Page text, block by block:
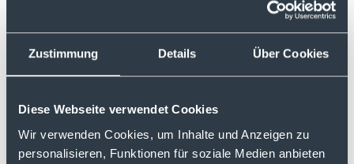
Zustimmung Details Über Cookies
Diese Webseite verwendet Cookies
Wir verwenden Cookies, um Inhalte und Anzeigen zu
personalisieren, Funktionen für soziale Medien anbieten
Verkaufsorders an. Bei diesem Ordertyp
können Sie auswählen, ob der mitziehende